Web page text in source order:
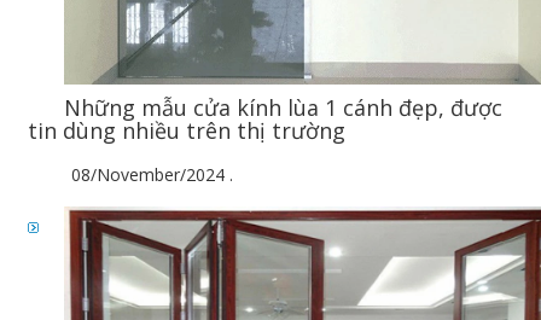
Những mẫu cửa kính lùa 1 cánh đẹp, được
tin dùng nhiều trên thị trường
08/November/2024 .